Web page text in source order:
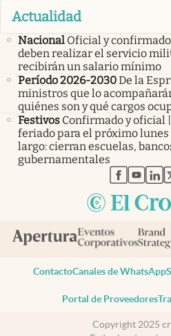
Actualidad
Nacional Oficial y confirmado
deben realizar el servicio
recibirán un salario mínimo
Período 2026-2030De la
ministros que lo
quiénes son y qué cargos
Festivos Confirmado y oficial
feriado para el próximo lunes
largo: cierran escuelas,
gubernamentales
abre en
abre
ContactoCanales de WhatsApp
Portal de Proveedores
Copyright 2025